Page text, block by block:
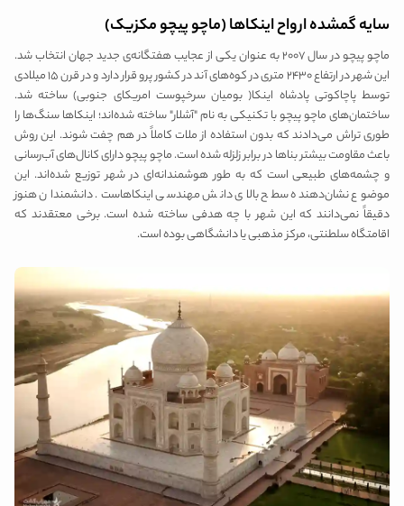
سایه گمشده ارواح اینکاها (ماچو پیچو مکزیک)
ماچو پیچو در سال ۲۰۰۷ به عنوان یکی از عجایب هفتگانه‌ی جدید جهان انتخاب شد.
این شهر در ارتفاع ۲۴۳۰ متری در کوه‌های آند در کشور پرو قرار دارد و در قرن ۱۵ میلادی
توسط پاچاکوتی پادشاه اینکا( بومیان سرخپوست امریکای جنوبی) ساخته شد.
ساختمان‌های ماچو پیچو با تکنیکی به نام "آشلار" ساخته شده‌اند؛ اینکاها سنگ‌ها را
طوری تراش می‌دادند که بدون استفاده از ملات کاملاً در هم چفت شوند. این روش
باعث مقاومت بیشتر بناها در برابر زلزله شده است. ماچو پیچو دارای کانال‌های آب‌رسانی
و چشمه‌های طبیعی است که به طور هوشمندانه‌ای در شهر توزیع شده‌اند. این
موضوع نشان‌دهنده سطح بالای دانش مهندسی اینکاهاست. دانشمندان هنوز
دقیقاً نمی‌دانند که این شهر با چه هدفی ساخته شده است. برخی معتقدند که
اقامتگاه سلطنتی، مرکز مذهبی یا دانشگاهی بوده است.